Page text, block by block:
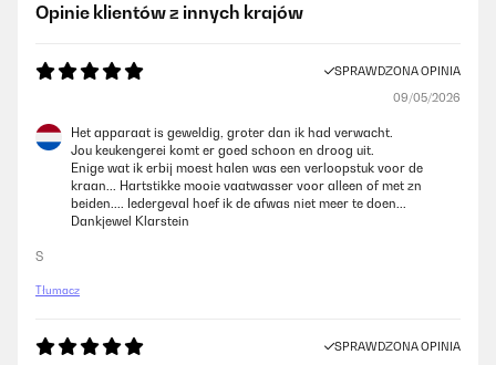
Opinie klientów z innych krajów
SPRAWDZONA OPINIA
09/05/2026
Het apparaat is geweldig, groter dan ik had verwacht.
Jou keukengerei komt er goed schoon en droog uit.
Enige wat ik erbij moest halen was een verloopstuk voor de
kraan... Hartstikke mooie vaatwasser voor alleen of met zn
beiden.... Iedergeval hoef ik de afwas niet meer te doen...
Dankjewel Klarstein
S
Tłumacz
SPRAWDZONA OPINIA